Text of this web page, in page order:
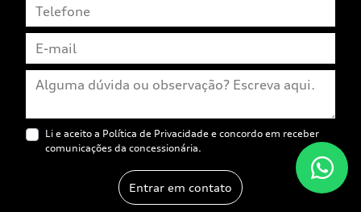
Li e aceito a Política de Privacidade e concordo em receber
comunicações da concessionária.
Entrar em contato